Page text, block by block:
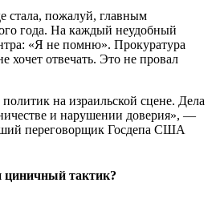
стала, пожалуй, главным
года. На каждый неудобный
«Я не помню». Прокуратура
хочет отвечать. Это не провал
на израильской сцене. Дела
и нарушении доверия», —
переговорщик Госдепа США
циничный тактик?